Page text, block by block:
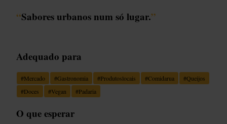
“Sabores urbanos num só lugar.”
Adequado para
#Mercado #Gastronomia #Produtoslocais #Comidarua #Queijos
#Doces #Vegan #Padaria
O que esperar